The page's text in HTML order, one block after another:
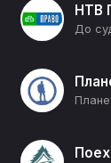
НТВ
До